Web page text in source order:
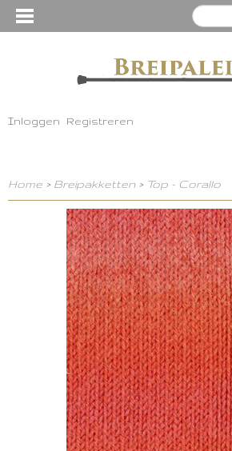
Inloggen Registreren
Home > Breipakketten > Top - Corallo